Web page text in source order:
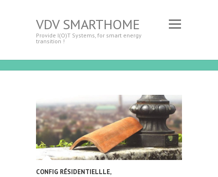
VDV SMARTHOME
Provide I(O)T Systems, for smart energy
transition !
CONFIG RÉSIDENTIELLLE,